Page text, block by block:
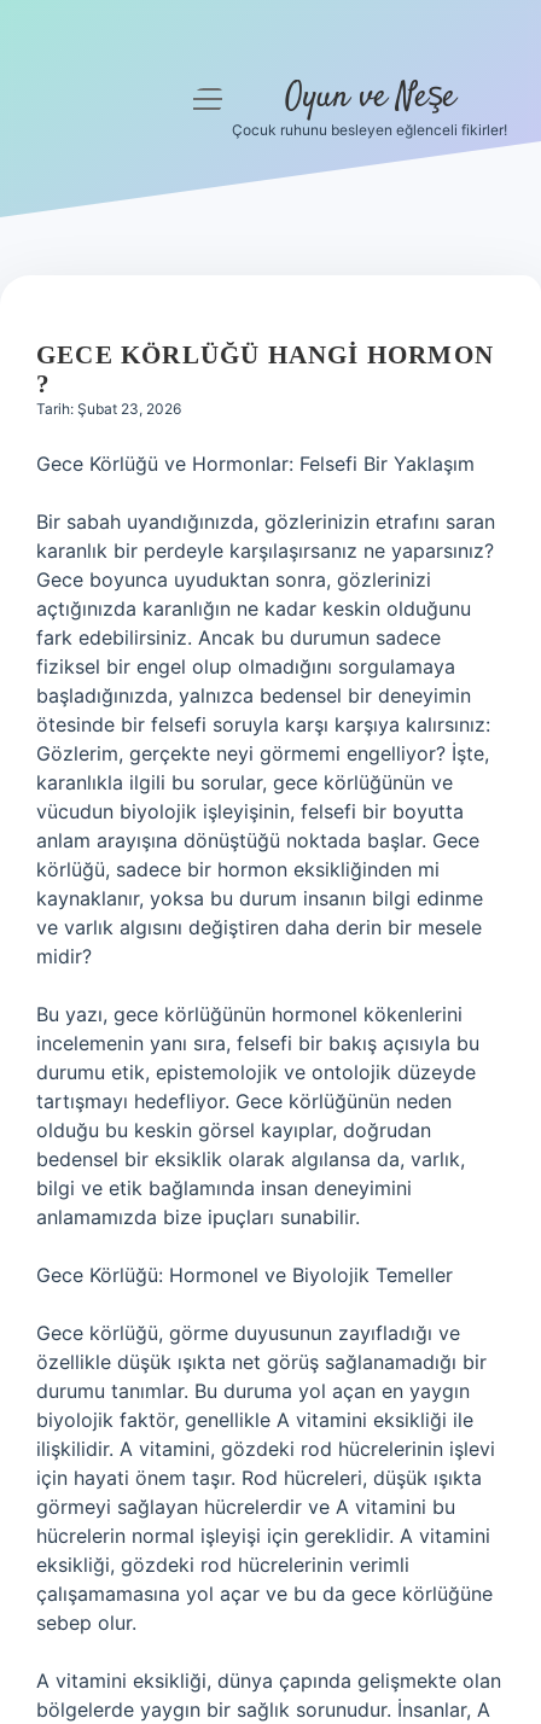
Hakkımızda
menüyü
Oyun ve Neşe
Çocuk ruhunu besleyen eğlenceli fikirler!
GECE KÖRLÜĞÜ HANGI HORMON
?
Tarih: Şubat 23, 2026
Gece Körlüğü ve Hormonlar: Felsefi Bir Yaklaşım
Bir sabah uyandığınızda, gözlerinizin etrafını saran
karanlık bir perdeyle karşılaşırsanız ne yaparsınız?
Gece boyunca uyuduktan sonra, gözlerinizi
açtığınızda karanlığın ne kadar keskin olduğunu
fark edebilirsiniz. Ancak bu durumun sadece
fiziksel bir engel olup olmadığını sorgulamaya
başladığınızda, yalnızca bedensel bir deneyimin
ötesinde bir felsefi soruyla karşı karşıya kalırsınız:
Gözlerim, gerçekte neyi görmemi engelliyor? İşte,
karanlıkla ilgili bu sorular, gece körlüğünün ve
vücudun biyolojik işleyişinin, felsefi bir boyutta
anlam arayışına dönüştüğü noktada başlar. Gece
körlüğü, sadece bir hormon eksikliğinden mi
kaynaklanır, yoksa bu durum insanın bilgi edinme
ve varlık algısını değiştiren daha derin bir mesele
midir?
Bu yazı, gece körlüğünün hormonel kökenlerini
incelemenin yanı sıra, felsefi bir bakış açısıyla bu
durumu etik, epistemolojik ve ontolojik düzeyde
tartışmayı hedefliyor. Gece körlüğünün neden
olduğu bu keskin görsel kayıplar, doğrudan
bedensel bir eksiklik olarak algılansa da, varlık,
bilgi ve etik bağlamında insan deneyimini
anlamamızda bize ipuçları sunabilir.
Gece Körlüğü: Hormonel ve Biyolojik Temeller
Gece körlüğü, görme duyusunun zayıfladığı ve
özellikle düşük ışıkta net görüş sağlanamadığı bir
durumu tanımlar. Bu duruma yol açan en yaygın
biyolojik faktör, genellikle A vitamini eksikliği ile
ilişkilidir. A vitamini, gözdeki rod hücrelerinin işlevi
için hayati önem taşır. Rod hücreleri, düşük ışıkta
görmeyi sağlayan hücrelerdir ve A vitamini bu
hücrelerin normal işleyişi için gereklidir. A vitamini
eksikliği, gözdeki rod hücrelerinin verimli
çalışamamasına yol açar ve bu da gece körlüğüne
sebep olur.
A vitamini eksikliği, dünya çapında gelişmekte olan
bölgelerde yaygın bir sağlık sorunudur. İnsanlar, A